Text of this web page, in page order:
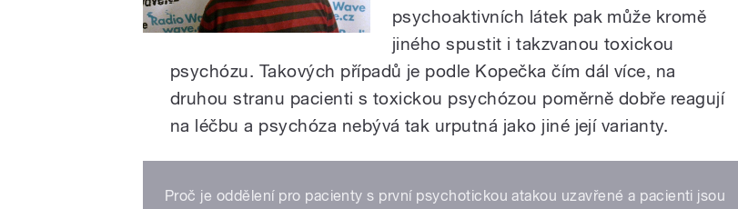
psychoaktivních látek pak může kromě
jiného spustit i takzvanou toxickou
psychózu. Takových případů je podle Kopečka čím dál více, na
druhou stranu pacienti s toxickou psychózou poměrně dobře reagují
na léčbu a psychóza nebývá tak urputná jako jiné její varianty.
Proč je oddělení pro pacienty s první psychotickou atakou uzavřené a pacienti jsou